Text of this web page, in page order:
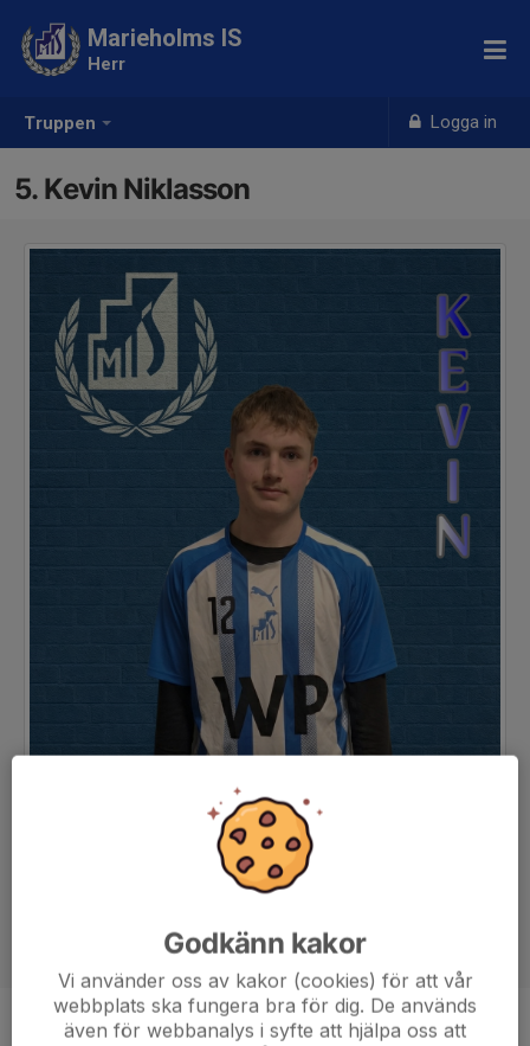
Truppen Logga in
Marieholms IS
Herr
5. Kevin Niklasson
Position
Mittfältare
Godkänn kakor
Vi använder oss av kakor (cookies) för att vår
webbplats ska fungera bra för dig. De används
även för webbanalys i syfte att hjälpa oss att